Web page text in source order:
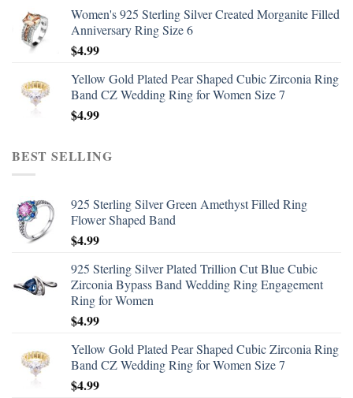
Women's 925 Sterling Silver Created Morganite Filled
Anniversary Ring Size 6
$4.99
Yellow Gold Plated Pear Shaped Cubic Zirconia Ring
Band CZ Wedding Ring for Women Size 7
$4.99
BEST SELLING
925 Sterling Silver Green Amethyst Filled Ring
Flower Shaped Band
$4.99
925 Sterling Silver Plated Trillion Cut Blue Cubic
Zirconia Bypass Band Wedding Ring Engagement
Ring for Women
$4.99
Yellow Gold Plated Pear Shaped Cubic Zirconia Ring
Band CZ Wedding Ring for Women Size 7
$4.99